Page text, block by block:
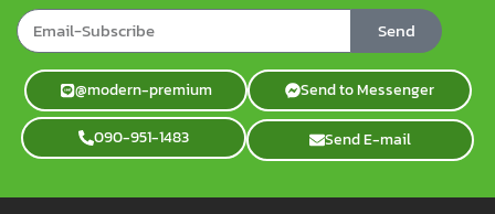
Send
@modern-premium Send to Messenger
090-951-1483 Send E-mail